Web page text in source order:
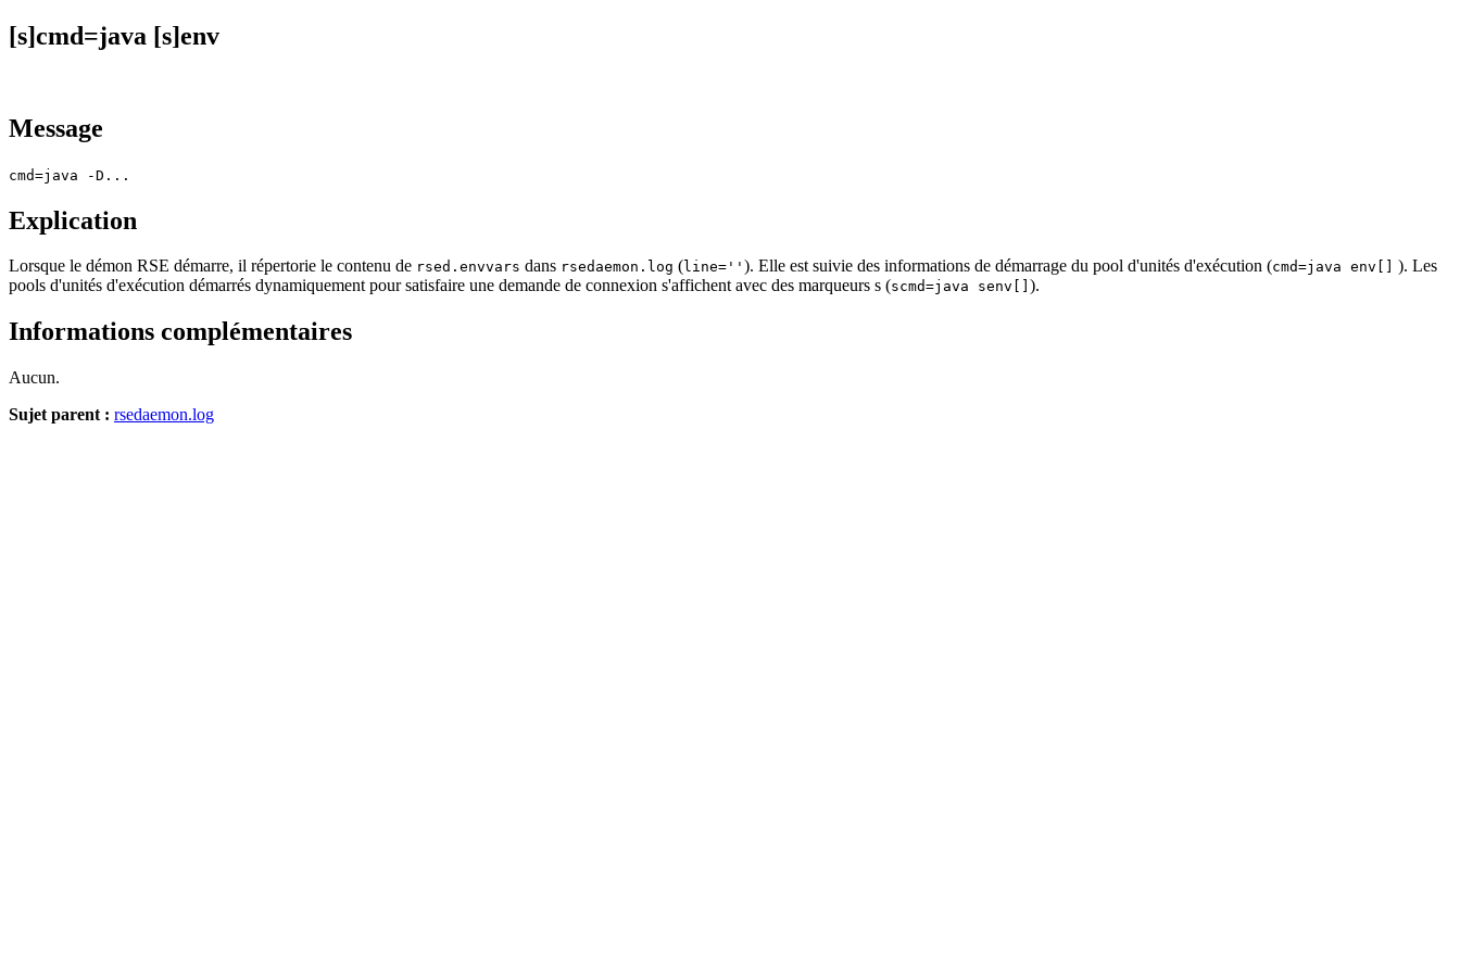
[s]cmd=java [s]env
Message
cmd=java -D...
Explication
Lorsque le démon RSE démarre, il répertorie le contenu de rsed.envvars dans rsedaemon.log (line='' ). Elle est suivie des informations de démarrage du pool d'unités d'exécution (cmd=java env[]
). Les
pools d'unités d'exécution démarrés dynamiquement pour satisfaire une demande de connexion s'affichent avec des marqueurs s (scmd=java senv[] ).
Informations complémentaires
Aucun.
Sujet parent : rsedaemon.log